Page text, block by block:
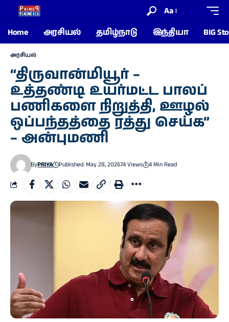
Aa
Home
அரசியல் தமிழ்நாடு இந்தியா BIG
அரசியல்
“திருவான்மியூர் –
உத்தண்டி உயர்மட்ட பாலப்
பணிகளை நிறுத்தி, ஊழல்
ஒப்பந்தத்தை ரத்து செய்க”
– அன்புமணி
ByPRIYA Published: May 28, 202674 Views 4 Min Read